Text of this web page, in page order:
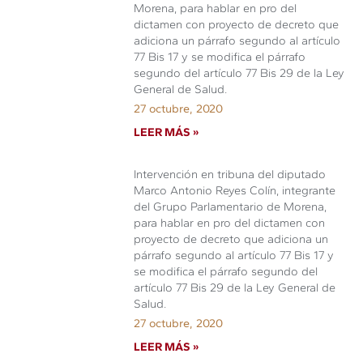
Morena, para hablar en pro del
dictamen con proyecto de decreto que
adiciona un párrafo segundo al artículo
77 Bis 17 y se modifica el párrafo
segundo del artículo 77 Bis 29 de la Ley
General de Salud.
27 octubre, 2020
LEER MÁS »
Intervención en tribuna del diputado
Marco Antonio Reyes Colín, integrante
del Grupo Parlamentario de Morena,
para hablar en pro del dictamen con
proyecto de decreto que adiciona un
párrafo segundo al artículo 77 Bis 17 y
se modifica el párrafo segundo del
artículo 77 Bis 29 de la Ley General de
Salud.
27 octubre, 2020
LEER MÁS »